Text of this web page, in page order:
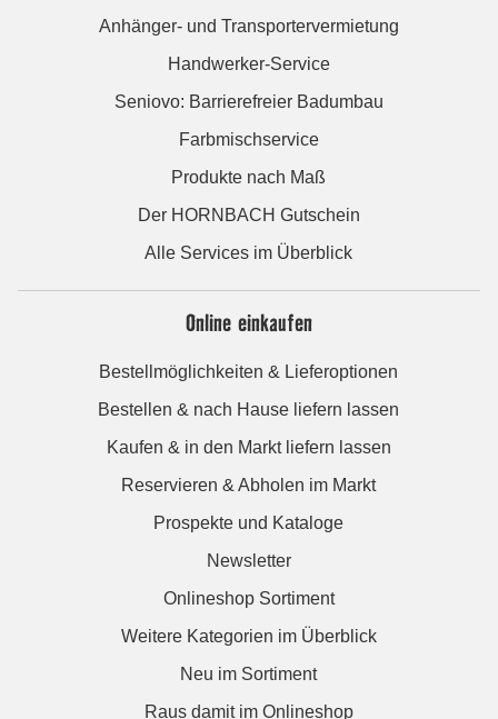
Anhänger- und Transportervermietung
Handwerker-Service
Seniovo: Barrierefreier Badumbau
Farbmischservice
Produkte nach Maß
Der HORNBACH Gutschein
Alle Services im Überblick
Online einkaufen
Bestellmöglichkeiten & Lieferoptionen
Bestellen & nach Hause liefern lassen
Kaufen & in den Markt liefern lassen
Reservieren & Abholen im Markt
Prospekte und Kataloge
Newsletter
Onlineshop Sortiment
Weitere Kategorien im Überblick
Neu im Sortiment
Raus damit im Onlineshop